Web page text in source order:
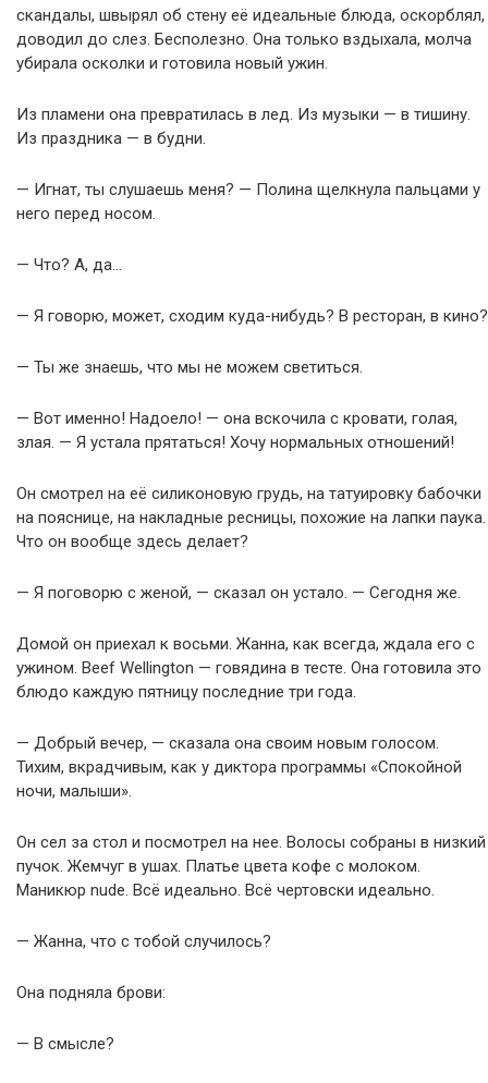
скандалы, швырял об стену её идеальные блюда, оскорблял,
доводил до слез. Бесполезно. Она только вздыхала, молча
убирала осколки и готовила новый ужин.
Из пламени она превратилась в лед. Из музыки — в тишину.
Из праздника — в будни.
— Игнат, ты слушаешь меня? — Полина щелкнула пальцами у
него перед носом.
— Что? А, да…
— Я говорю, может, сходим куда-нибудь? В ресторан, в кино?
— Ты же знаешь, что мы не можем светиться.
— Вот именно! Надоело! — она вскочила с кровати, голая,
злая. — Я устала прятаться! Хочу нормальных отношений!
Он смотрел на её силиконовую грудь, на татуировку бабочки
на пояснице, на накладные ресницы, похожие на лапки паука.
Что он вообще здесь делает?
— Я поговорю с женой, — сказал он устало. — Сегодня же.
Домой он приехал к восьми. Жанна, как всегда, ждала его с
ужином. Beef Wellington — говядина в тесте. Она готовила это
блюдо каждую пятницу последние три года.
— Добрый вечер, — сказала она своим новым голосом.
Тихим, вкрадчивым, как у диктора программы «Спокойной
ночи, малыши».
Он сел за стол и посмотрел на нее. Волосы собраны в низкий
пучок. Жемчуг в ушах. Платье цвета кофе с молоком.
Маникюр nude. Всё идеально. Всё чертовски идеально.
— Жанна, что с тобой случилось?
Она подняла брови:
— В смысле?